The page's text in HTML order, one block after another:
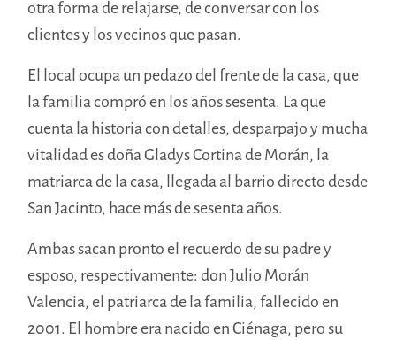
otra forma de relajarse, de conversar con los
clientes y los vecinos que pasan.
El local ocupa un pedazo del frente de la casa, que
la familia compró en los años sesenta. La que
cuenta la historia con detalles, desparpajo y mucha
vitalidad es doña Gladys Cortina de Morán, la
matriarca de la casa, llegada al barrio directo desde
San Jacinto, hace más de sesenta años.
Ambas sacan pronto el recuerdo de su padre y
esposo, respectivamente: don Julio Morán
Valencia, el patriarca de la familia, fallecido en
2001. El hombre era nacido en Ciénaga, pero su